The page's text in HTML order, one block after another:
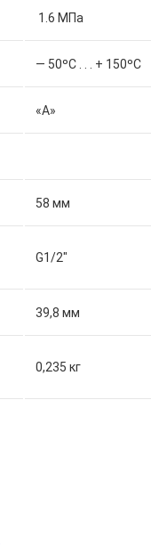
1.6 МПа
— 50ºС . . . + 150ºС
«А»
58 мм
G1/2″
39,8 мм
0,235 кг